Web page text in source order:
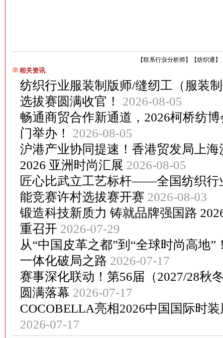
【纺织通 】
【联系行业分析师】
相关资讯
纺织行业服装制版师/缝纫工（服装
选拔赛圆满收官！
2026-08-05
畅通商贸合作新通道，2026柯桥纺
门举办！
2026-08-05
沪港产业协同提速！香港贸发局上海
2026 亚洲时尚汇展 2026-08-05
匠心比武立工艺标杆——全国纺织行
能竞赛许村选拔赛开赛 2026-08-03
锻造科技新质力 铸就品牌强国路
重召开 2026-07-29
从“中国皮革之都”到“全球时尚高地
一体化破局之路 2026-07-17
赛事深化联动！第56届（2027/28秋
圆满落幕 2026-07-17
COCOBELLA亮相2026中国国际时
2026-07-17